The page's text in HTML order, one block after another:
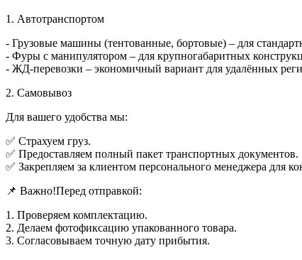
1. Автотранспортом
- Грузовые машины (тентованные, бортовые) – для
- Фуры с манипулятором – для крупногабаритных
- ЖД-перевозки – экономичный вариант для удалённых
2. Самовывоз
Для вашего удобства мы:
✅ Страхуем груз.
✅ Предоставляем полный пакет транспортных документов.
✅ Закрепляем за клиентом персонального менеджера для
📌 Важно!Перед отправкой:
1. Проверяем комплектацию.
2. Делаем фотофиксацию упакованного товара.
3. Согласовываем точную дату прибытия.